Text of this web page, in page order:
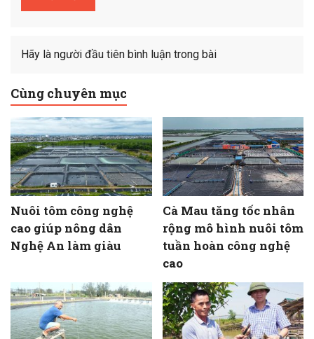
Hãy là người đầu tiên bình luận trong bài
Cùng chuyên mục
Nuôi tôm công nghệ
cao giúp nông dân
Nghệ An làm giàu
Cà Mau tăng tốc nhân
rộng mô hình nuôi tôm
tuần hoàn công nghệ
cao